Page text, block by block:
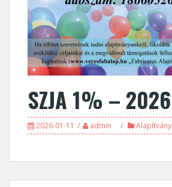
SZJA 1% – 2026
2026-01-11 admin Alapítvány